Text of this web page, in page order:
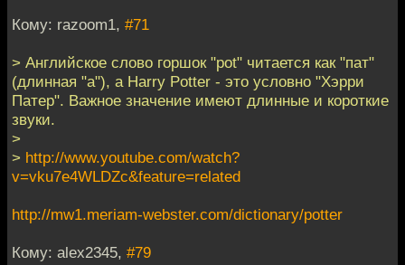
Кому: razoom1, #71
> Английское слово горшок "pot" читается как "пат"
(длинная "а"), а Harry Potter - это условно "Хэрри
Патер". Важное значение имеют длинные и короткие
звуки.
>
> http://www.youtube.com/watch?
v=vku7e4WLDZc&feature=related
http://mw1.meriam-webster.com/dictionary/potter
Кому: alex2345, #79